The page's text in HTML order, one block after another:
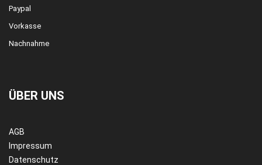
Paypal
Vorkasse
Nachnahme
ÜBER UNS
AGB
Impressum
Datenschutz